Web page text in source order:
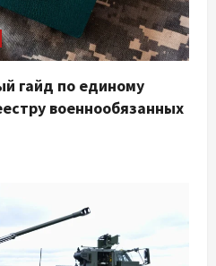
гайд по единому
военнообязанных